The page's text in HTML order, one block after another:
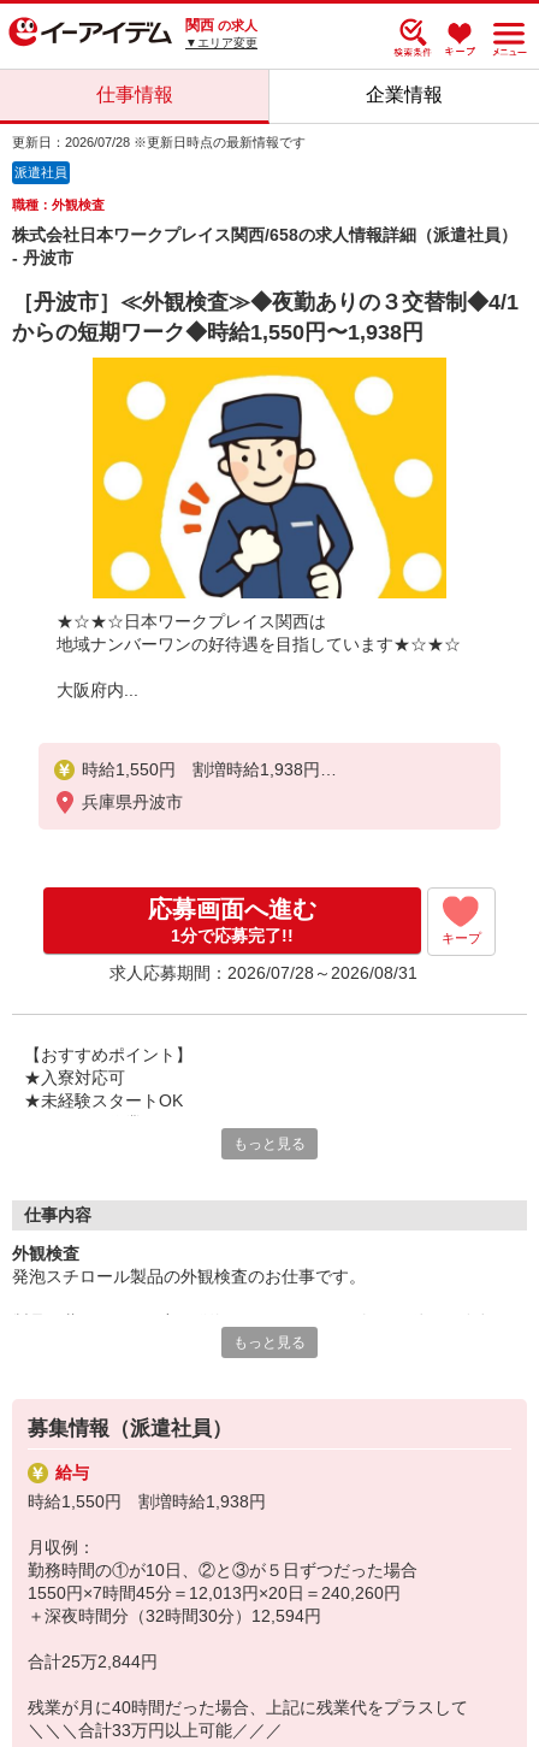
関西 の求人
▼エリア変更
仕事情報 企業情報
更新日：2026/07/28 ※更新日時点の最新情報です
派遣社員
職種：外観検査
株式会社日本ワークプレイス関西/658の求人情報詳細（派遣社員）
- 丹波市
［丹波市］≪外観検査≫◆夜勤ありの３交替制◆4/1
からの短期ワーク◆時給1,550円〜1,938円
★☆★☆日本ワークプレイス関西は
地域ナンバーワンの好待遇を目指しています★☆★☆
大阪府内...
時給1,550円 割増時給1,938円
月収例：
＋深夜時間分（32時間30分）12,594円
合計25万2,844円
残業が月に40時間だった場合、上記に残業代をプラ
＼＼＼合計33万円以上可能／／／
別途 交通費全額支給
兵庫県丹波市
応募画面へ進む
1分で応募完了!! キープ
求人応募期間：2026/07/28～2026/08/31
【おすすめポイント】
★入寮対応可
★未経験スタートOK
★複数名の募集
気になることやご質問はお問い合わせだけも大歓迎☆彡
ご応募心よりお待ちしております（・ω・）ノ
もっと見る
仕事内容
外観検査
発泡スチロール製品の外観検査のお仕事です。
もっと見る
募集情報（派遣社員）
給与
時給1,550円 割増時給1,938円
月収例：
勤務時間の①が10日、②と③が５日ずつだった場合
1550円×7時間45分＝12,013円×20日＝240,260円
＋深夜時間分（32時間30分）12,594円
合計25万2,844円
残業が月に40時間だった場合、上記に残業代をプラスして
＼＼＼合計33万円以上可能／／／